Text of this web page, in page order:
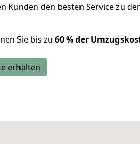
Kunden den besten Service zu
Sie bis zu 60 % der
erhalten